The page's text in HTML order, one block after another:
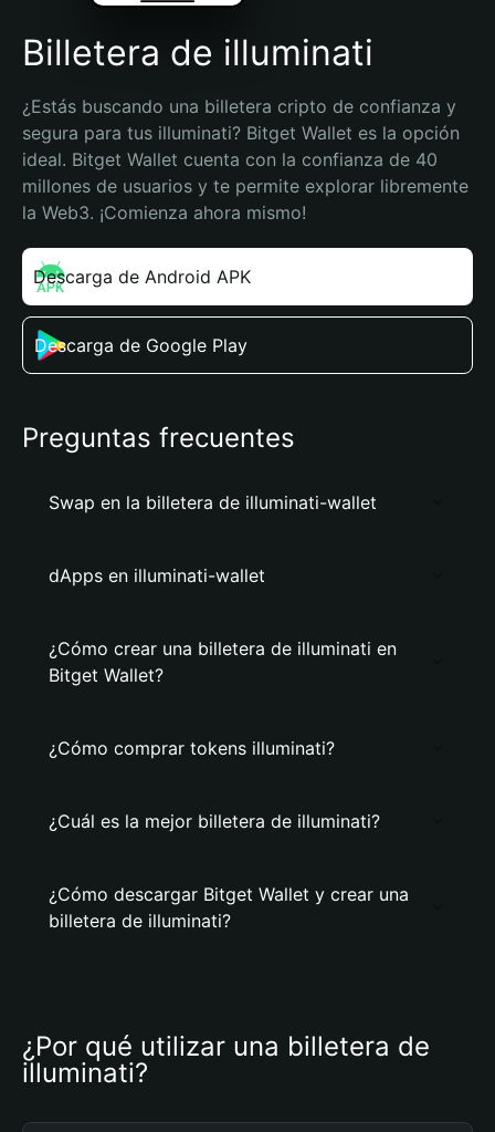
Billetera de illuminati
¿Estás buscando una billetera cripto de confianza y
segura para tus illuminati? Bitget Wallet es la opción
ideal. Bitget Wallet cuenta con la confianza de 40
millones de usuarios y te permite explorar libremente
la Web3. ¡Comienza ahora mismo!
Descarga de Android APK
Descarga de Google Play
Preguntas frecuentes
Swap en la billetera de illuminati-wallet
dApps en illuminati-wallet
¿Cómo crear una billetera de illuminati en
Bitget Wallet?
¿Cómo comprar tokens illuminati?
¿Cuál es la mejor billetera de illuminati?
¿Cómo descargar Bitget Wallet y crear una
billetera de illuminati?
¿Por qué utilizar una billetera de
illuminati?